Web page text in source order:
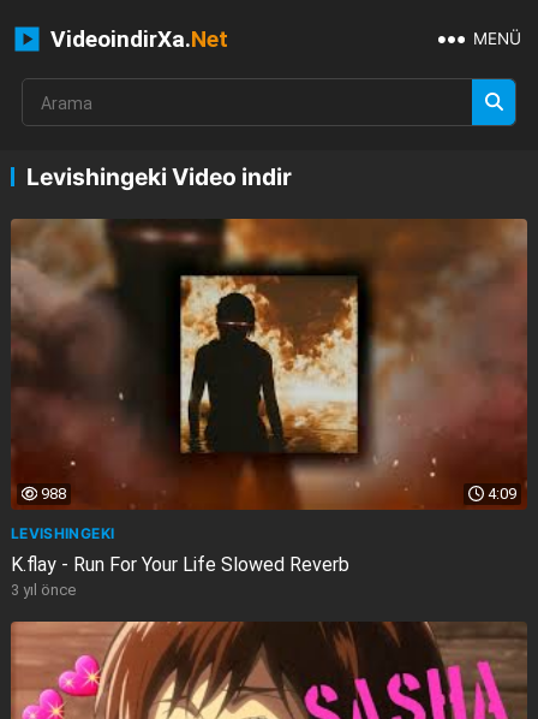
VideoindirXa.Net MENÜ
Levishingeki Video indir
4:09
988
LEVISHINGEKI
K.flay - Run For Your Life Slowed Reverb
3 yıl önce